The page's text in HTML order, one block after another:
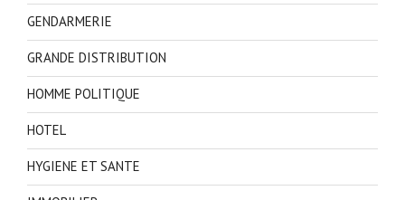
GENDARMERIE
GRANDE DISTRIBUTION
HOMME POLITIQUE
HOTEL
HYGIENE ET SANTE